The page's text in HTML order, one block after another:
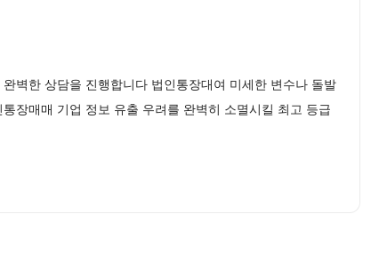
벽한 상담을 진행합니다 법인통장대여 미세한 변수나 돌발
장매매 기업 정보 유출 우려를 완벽히 소멸시킬 최고 등급